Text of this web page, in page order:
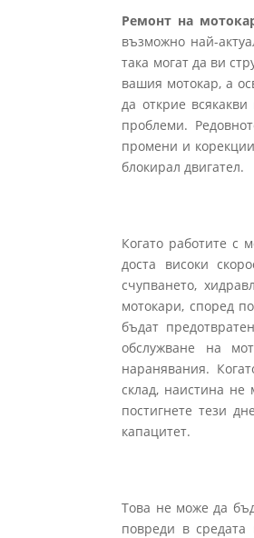
Ремонт на
възможно най-
така могат да ви
вашия мотокар, а
да открие
проблеми.
промени и
блокирал двигател.
Когато работите с
доста високи
счупването,
мотокари, според
бъдат
обслужване на
наранявания.
склад, наистина
постигнете тези
капацитет.
Това не може да
повреди в